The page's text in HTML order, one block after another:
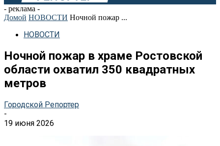
- реклама -
Домой НОВОСТИ Ночной пожар ...
НОВОСТИ
Ночной пожар в храме Ростовской
области охватил 350 квадратных
метров
Городской Репортер
-
19 июня 2026